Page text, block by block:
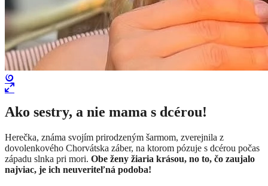
Ako sestry, a nie mama s dcérou!
Herečka, známa svojím prirodzeným šarmom, zverejnila z
dovolenkového Chorvátska záber, na ktorom pózuje s dcérou počas
západu slnka pri mori. Obe ženy žiaria krásou, no to, čo zaujalo
najviac, je ich neuveriteľná podoba!